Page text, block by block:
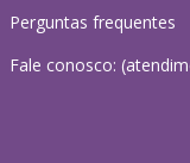
Perguntas frequentes
Fale conosco: